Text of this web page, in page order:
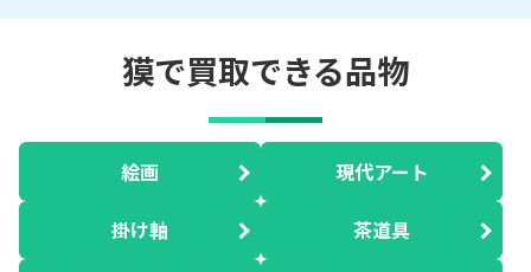
獏で買取できる品物
絵画 現代アート
掛け軸 茶道具